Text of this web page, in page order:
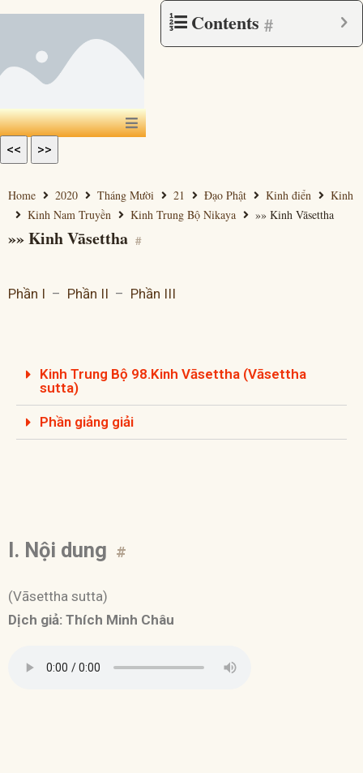
Contents #
<< >>
»» Kinh Vāsettha #
Home 2020 Tháng Mười 21 Đạo Phật Kinh điển
Kinh
Kinh Nam Truyền
Kinh Trung Bộ Nikaya »» Kinh Vāsettha
Phần I – Phần II – Phần III
Kinh Trung Bộ 98.Kinh Vāsettha (Vāsettha
sutta)
Phần giảng giải
I. Nội dung #
(Vāsettha sutta)
Dịch giả: Thích Minh Châu